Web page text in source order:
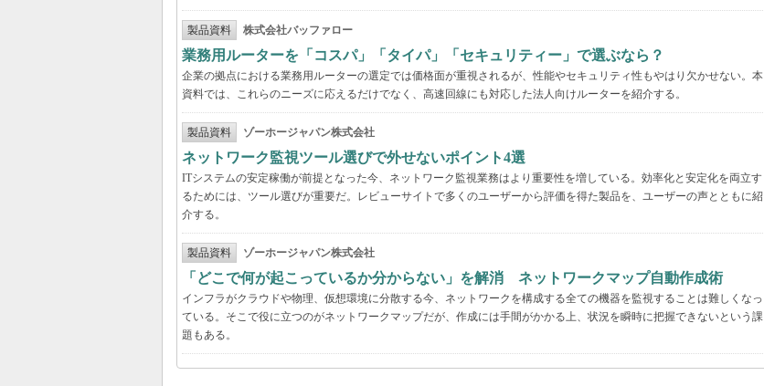
製品資料 株式会社バッファロー
業務用ルーターを「コスパ」「タイパ」「セキュリティー」で選ぶなら？
企業の拠点における業務用ルーターの選定では価格面が重視されるが、性能やセキュリティ性もやはり欠かせない。本
資料では、これらのニーズに応えるだけでなく、高速回線にも対応した法人向けルーターを紹介する。
製品資料 ゾーホージャパン株式会社
ネットワーク監視ツール選びで外せないポイント4選
ITシステムの安定稼働が前提となった今、ネットワーク監視業務はより重要性を増している。効率化と安定化を両立す
るためには、ツール選びが重要だ。レビューサイトで多くのユーザーから評価を得た製品を、ユーザーの声とともに紹
介する。
製品資料 ゾーホージャパン株式会社
「どこで何が起こっているか分からない」を解消 ネットワークマップ自動作成術
インフラがクラウドや物理、仮想環境に分散する今、ネットワークを構成する全ての機器を監視することは難しくなっ
ている。そこで役に立つのがネットワークマップだが、作成には手間がかかる上、状況を瞬時に把握できないという課
題もある。